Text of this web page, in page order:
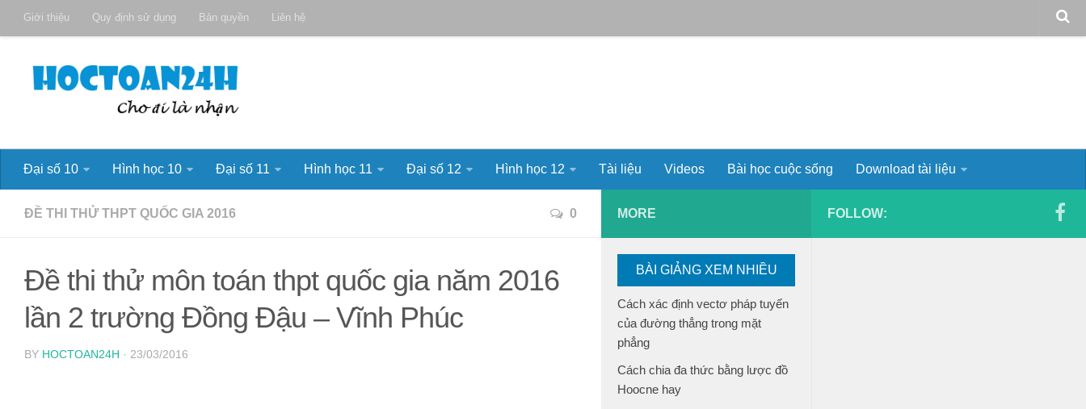
Giới thiệu Quy định sử dụng Bản quyền Liên hệ
Đại số 10 Hình học 10 Đại số 11 Hình học 11 Đại số 12 Hình học 12 Tài liệu Videos Bài học cuộc sống Download tài liệu
ĐỀ THI THỬ THPT QUỐC GIA 2016 0
Đề thi thử môn toán thpt quốc gia năm 2016
lần 2 trường Đồng Đậu – Vĩnh Phúc
BY HOCTOAN24H · 23/03/2016
FOLLOW:
MORE
BÀI GIẢNG XEM NHIỀU
Cách xác định vectơ pháp tuyến
của đường thẳng trong mặt
phẳng
Cách chia đa thức bằng lược đồ
Hoocne hay